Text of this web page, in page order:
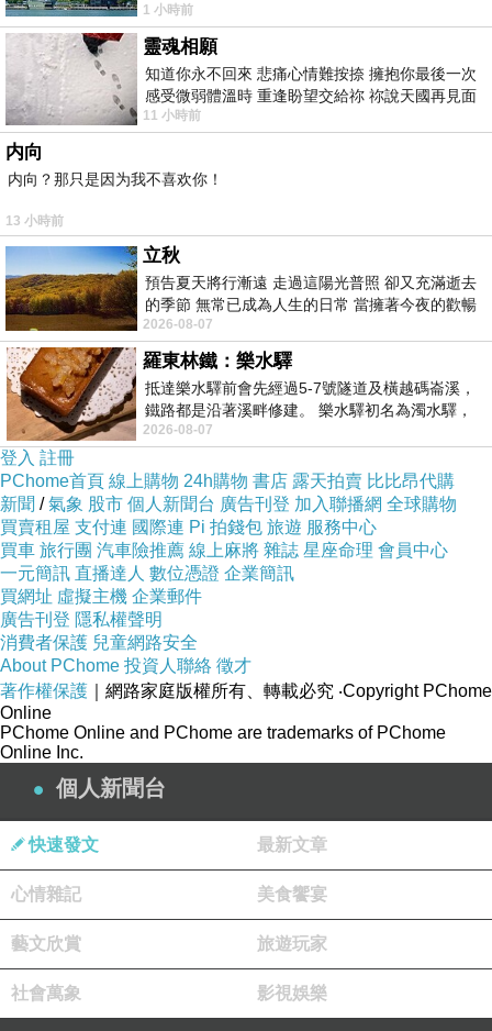
一進門就可以看見玻璃櫃擺放著小菜，約有六
子、四季豆。小菜每碟NT50。
主餐主要以麵食、炒飯搭配小籠包，湯類也很豐
富，有酸辣湯、原盅牛肉湯、原盅雞湯，味道都
很鮮美。
這次拿了三道小菜，分別是銀芽、茄子和四季
豆。口味都不錯，味道也不會太重。
https://www.facebook.com/dietitiansophia/posts/
1 小時前
靈魂相願
知道你永不回來 悲痛心情難按捺 擁抱你最後一次
感受微弱體溫時 重逢盼望交給祢 祢說天國再見面
此刻忍淚說別離 他日靈魂再
11 小時前
内向
内向？那只是因为我不喜欢你！
13 小時前
立秋
預告夏天將行漸遠 走過這陽光普照 卻又充滿逝去
的季節 無常已成為人生的日常 當擁著今夜的歡暢
舒心 轉眼驟成昨日 而明晨 太陽
2026-08-07
羅東林鐵：樂水驛
抵達樂水驛前會先經過5-7號隧道及橫越碼崙溪，
鐵路都是沿著溪畔修建。 樂水驛初名為濁水驛，
但因與臺鐵集集線車站同名，於1953
2026-08-07
登入 註冊
PChome首頁 線上購物 24h購物 書店 露天拍賣 比比昂代購
新聞 /氣象 股市 個人新聞台 廣告刊登 加入聯播網 全球購物
買賣租屋 支付連 國際連 Pi 拍錢包 旅遊 服務中心
買車 旅行團 汽車險推薦 線上麻將 雜誌 星座命理 會員中心
一元簡訊 直播達人 數位憑證 企業簡訊
買網址 虛擬主機 企業郵件
廣告刊登 隱私權聲明
消費者保護 兒童網路安全
About PChome 投資人聯絡 徵才
著作權保護 ｜網路家庭版權所有、轉載必究 ‧Copyright PChome
Online
PChome Online and PChome are trademarks of PChome
Online Inc.
個人新聞台
快速發文 最新文章
心情雜記 美食饗宴
藝文欣賞 旅遊玩家
社會萬象 影視娛樂